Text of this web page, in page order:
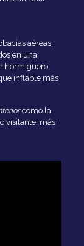
aéreas,
en una
hormiguero
inflable más
como la
visitante: más